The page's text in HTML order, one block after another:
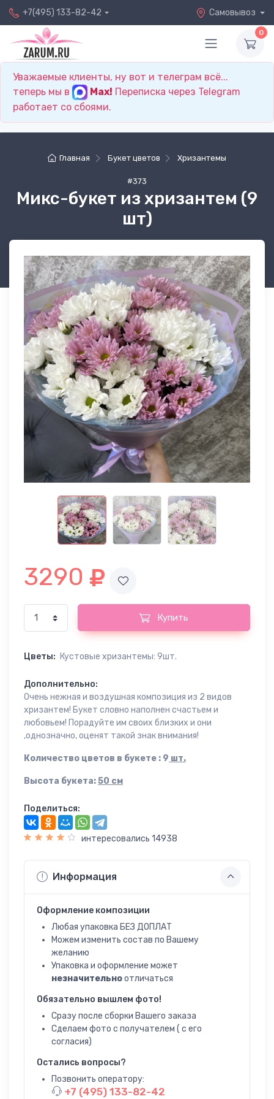
+7(495) 133-82-42 Самовывоз
0
Уважаемые клиенты, ну вот и телеграм всё...
теперь мы в
Max! Переписка через Telegram
работает со сбоями.
Главная Букет цветов Хризантемы
#373
Микс-букет из хризантем (9
шт)
3290
Купить
Цветы: Кустовые хризантемы: 9шт.
Дополнительно:
Очень нежная и воздушная композиция из 2 видов
хризантем! Букет словно наполнен счастьем и
любовьем! Порадуйте им своих близких и они
,однозначно, оценят такой знак внимания!
Количество цветов в букете : 9 шт.
Высота букета:50 см
Поделиться:
интересовались 14938
Информация
Оформление композиции
Любая упаковка БЕЗ ДОПЛАТ
Можем изменить состав по Вашему
желанию
Упаковка и оформление может
незначительноотличаться
Обязательно вышлем фото!
Сразу после сборки Вашего заказа
Сделаем фото с получателем ( с его
согласия)
Остались вопросы?
Позвонить оператору:
+7 (495) 133-82-42